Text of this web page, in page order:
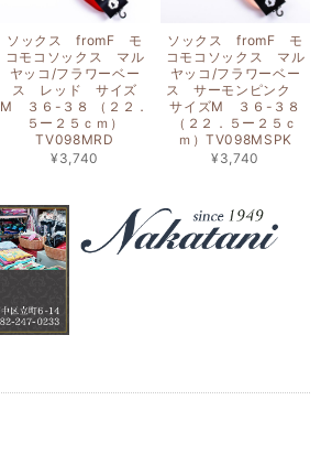
ソックス fromF モ
コモコソックス マル
ヤッコ/フラワーベー
ス レッド サイズ
M ３６-３８ （２２．
５ー２５ｃｍ）
TV098MRD
¥3,740
ソックス fromF モ
コモコソックス マル
ヤッコ/フラワーベー
ス サーモンピンク
サイズM ３６-３８
（２２．５ー２５ｃ
ｍ）TV098MSPK
¥3,740